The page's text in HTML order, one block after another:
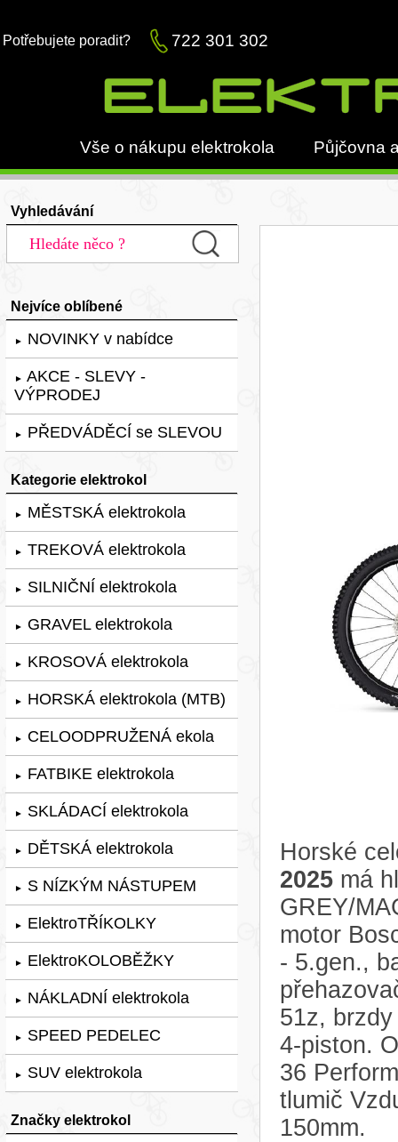
Potřebujete poradit? 722 301 302
Vše o nákupu elektrokola Půjčovna
Vyhledávání
Nejvíce oblíbené
► NOVINKY v nabídce
► AKCE - SLEVY -
VÝPRODEJ
► PŘEDVÁDĚCÍ se SLEVOU
Kategorie elektrokol
► MĚSTSKÁ elektrokola
► TREKOVÁ elektrokola
► SILNIČNÍ elektrokola
► GRAVEL elektrokola
► KROSOVÁ elektrokola
► HORSKÁ elektrokola (MTB)
► CELOODPRUŽENÁ ekola
► FATBIKE elektrokola
► SKLÁDACÍ elektrokola
► DĚTSKÁ elektrokola
► S NÍZKÝM NÁSTUPEM
► ElektroTŘÍKOLKY
► ElektroKOLOBĚŽKY
► NÁKLADNÍ elektrokola
► SPEED PEDELEC
► SUV elektrokola
Značky elektrokol
Horské
2025 má
GREY/
motor
- 5.gen.,
51z,
4-piston.
36
tlumič
150mm.